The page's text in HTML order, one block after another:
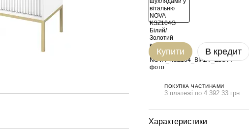
Купити В кредит
ПОКУПКА ЧАСТИНАМИ
3 платежі по 4 392.33 грн
Характеристики